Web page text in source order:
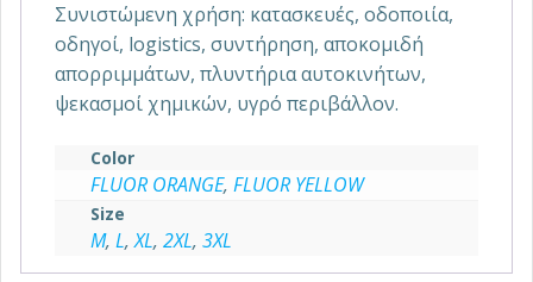
Συνιστώμενη χρήση: κατασκευές, οδοποιία,
οδηγοί, logistics, συντήρηση, αποκομιδή
απορριμμάτων, πλυντήρια αυτοκινήτων,
ψεκασμοί χημικών, υγρό περιβάλλον.
Color
FLUOR ORANGE, FLUOR YELLOW
Size
M, L,XL, 2XL, 3XL